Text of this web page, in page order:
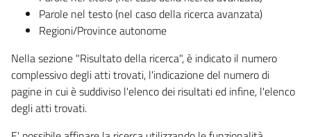
Parole nel testo (nel caso della ricerca avanzata)
Regioni/Province autonome
Nella sezione "Risultato della ricerca", è indicato il numero
complessivo degli atti trovati, l'indicazione del numero di
pagine in cui è suddiviso l'elenco dei risultati ed infine, l'elenco
degli atti trovati.